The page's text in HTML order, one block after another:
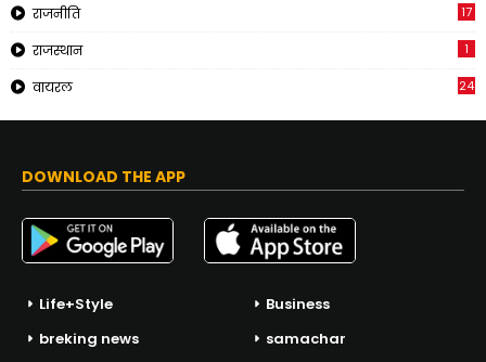
राजनीति 17
राजस्थान 1
वायरल 24
DOWNLOAD THE APP
Life+Style
Business
breking news
samachar